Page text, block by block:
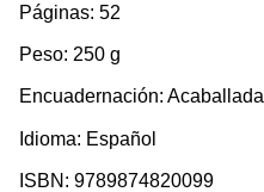
Páginas: 52
Peso: 250 g
Encuadernación: Acaballada
Idioma: Español
ISBN: 9789874820099